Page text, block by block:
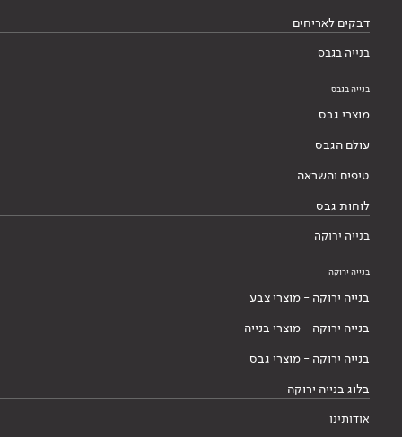
דבקים לאריחים
בנייה בגבס
בנייה בגבס
מוצרי גבס
עולם הגבס
טיפים והשראה
לוחות גבס
בנייה ירוקה
בנייה ירוקה
בנייה ירוקה - מוצרי צבע
בנייה ירוקה - מוצרי בנייה
בנייה ירוקה - מוצרי גבס
בלוג בנייה ירוקה
אודותינו